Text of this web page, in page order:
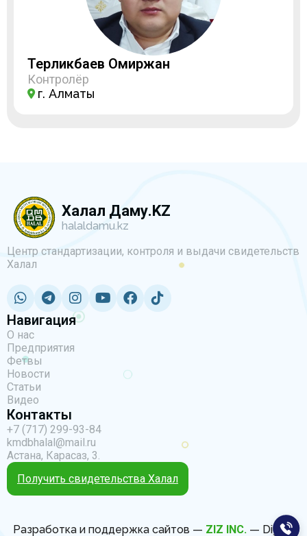
Терликбаев Омиржан
Контролёр
г. Алматы
Халал Даму.KZ
halaldamu.kz
Центр стандартизации, контроля и выдачи свидетельств
Халал
Навигация
О нас
Предприятия
Фетвы
Новости
Статьи
Видео
Контакты
+7 (717) 299-93-84
kmdbhalal@mail.ru
Астана, Карасаз, 3.
Получить свидетельства Халал
Разработка и поддержка сайтов — ZIZ INC.— Digital